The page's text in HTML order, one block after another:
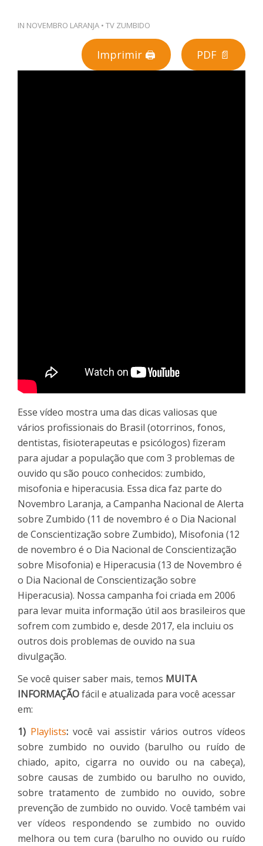
IN NOVEMBRO LARANJA • TV ZUMBIDO
Imprimir 🖨 PDF 📄
Esse vídeo mostra uma das dicas valiosas que
vários profissionais do Brasil (otorrinos, fonos,
dentistas, fisioterapeutas e psicólogos) fizeram
para ajudar a população que com 3 problemas de
ouvido qu são pouco conhecidos: zumbido,
misofonia e hiperacusia. Essa dica faz parte do
Novembro Laranja, a Campanha Nacional de Alerta
sobre Zumbido (11 de novembro é o Dia Nacional
de Conscientização sobre Zumbido), Misofonia (12
de novembro é o Dia Nacional de Conscientização
sobre Misofonia) e Hiperacusia (13 de Novembro é
o Dia Nacional de Conscientização sobre
Hiperacusia). Nossa campanha foi criada em 2006
para levar muita informação útil aos brasileiros que
sofrem com zumbido e, desde 2017, ela incluiu os
outros dois problemas de ouvido na sua
divulgação.
Se você quiser saber mais, temos MUITA
INFORMAÇÃOfácil e atualizada para você acessar
em:
1) Playlists: você vai assistir vários outros vídeos
sobre zumbido no ouvido (barulho ou ruído de
chiado, apito, cigarra no ouvido ou na cabeça),
sobre causas de zumbido ou barulho no ouvido,
sobre tratamento de zumbido no ouvido, sobre
prevenção de zumbido no ouvido. Você também vai
ver vídeos respondendo se zumbido no ouvido
melhora ou tem cura (barulho no ouvido ou ruído